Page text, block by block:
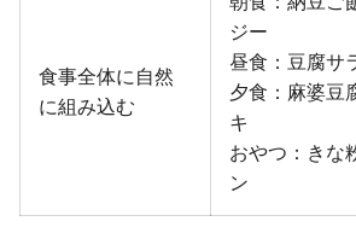
食事全体に自然
に組み込む
ジー
昼食：豆腐サ
夕食：麻婆豆
キ
おやつ：きな
ン